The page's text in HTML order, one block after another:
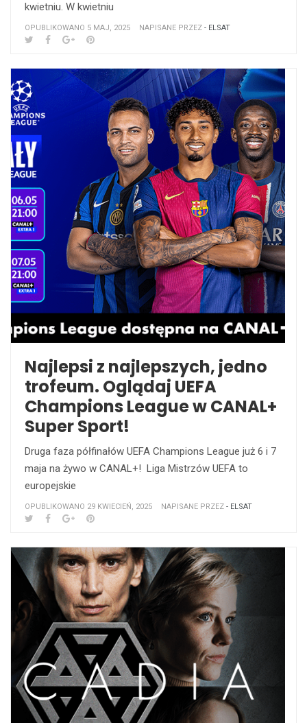
kwietniu. W kwietniu
OPUBLIKOWANO 5 MAJ, 2025 NAPISANE PRZEZ - ELSAT
Najlepsi z najlepszych, jedno
trofeum. Oglądaj UEFA
Champions League w CANAL+
Super Sport!
Druga faza półfinałów UEFA Champions League już 6 i 7
maja na żywo w CANAL+! Liga Mistrzów UEFA to
europejskie
OPUBLIKOWANO 29 KWIECIEŃ, 2025 NAPISANE PRZEZ - ELSAT